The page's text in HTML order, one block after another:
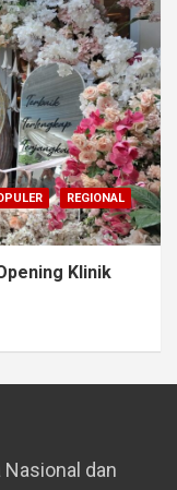
REGIONAL
Klinik
dan